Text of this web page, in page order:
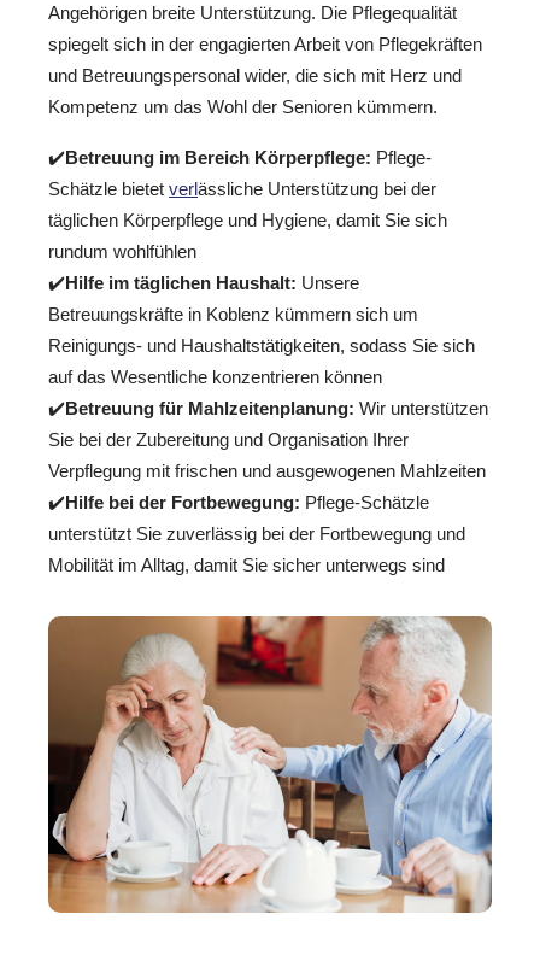
Angehörigen breite Unterstützung. Die Pflegequalität
spiegelt sich in der engagierten Arbeit von Pflegekräften
und Betreuungspersonal wider, die sich mit Herz und
Kompetenz um das Wohl der Senioren kümmern.
✔️Betreuung im Bereich Körperpflege: Pflege-
Schätzle bietet verlässliche Unterstützung bei der
täglichen Körperpflege und Hygiene, damit Sie sich
rundum wohlfühlen
✔️Hilfe im täglichen Haushalt: Unsere
Betreuungskräfte in Koblenz kümmern sich um
Reinigungs- und Haushaltstätigkeiten, sodass Sie sich
auf das Wesentliche konzentrieren können
✔️Betreuung für Mahlzeitenplanung: Wir unterstützen
Sie bei der Zubereitung und Organisation Ihrer
Verpflegung mit frischen und ausgewogenen Mahlzeiten
✔️Hilfe bei der Fortbewegung: Pflege-Schätzle
unterstützt Sie zuverlässig bei der Fortbewegung und
Mobilität im Alltag, damit Sie sicher unterwegs sind